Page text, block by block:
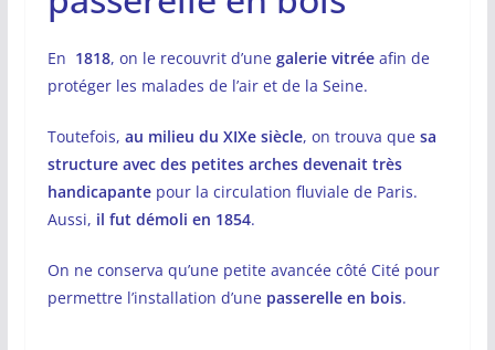
En 1818, on le recouvrit d’une galerie vitréeafin de
protéger les malades de l’air et de la Seine.
Toutefois, au milieu du XIXe siècle, on trouva quesa
structure avec des petites arches devenait très
handicapantepour la circulation fluviale de Paris.
Aussi, il fut démoli en 1854.
On ne conserva qu’une petite avancée côté Cité pour
permettre l’installation d’une passerelle en bois.